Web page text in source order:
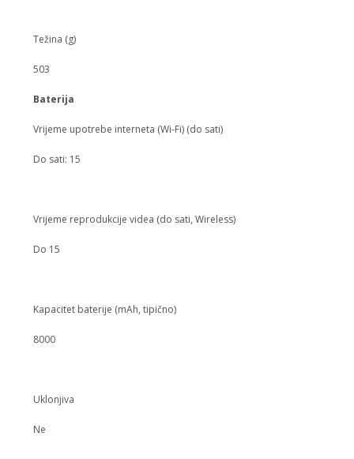
Težina (g)
503
Baterija
Vrijeme upotrebe interneta (Wi-Fi) (do sati)
Do sati: 15
Vrijeme reprodukcije videa (do sati, Wireless)
Do 15
Kapacitet baterije (mAh, tipično)
8000
Uklonjiva
Ne